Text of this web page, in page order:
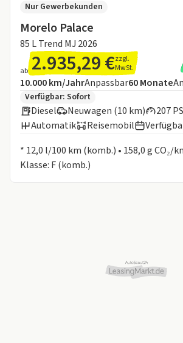
Morelo Palace
85 L Trend MJ 2026
Nur Gewerbekunden
ab 2.935,29 €zzgl.
MwSt.
Angebotsdetails:
Inklusive Laufleistung
10.000 km/JahrAnpassbarLaufzeit
60Monate
Zusätzliche Fahrzeuginformationen:
Verfügbar: Sofort
Diesel Neuwagen (10 km)
207
Automatik
Reisemobil
* 12,0 l/100 km (komb.) • 158,0 g CO₂/
Klasse: F (komb.)